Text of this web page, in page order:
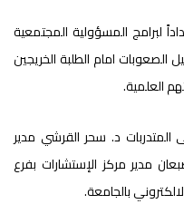
لبرامج المسؤولية المجتمعية
الصعوبات امام الطلبة الخريجين
العلمية.
المتدربات د. سحر القرشي مدير
مدير مركز الإستشارات بفرع
بالجامعة.